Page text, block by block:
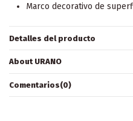
Marco decorativo de
Detalles del producto
About URANO
Comentarios(0)